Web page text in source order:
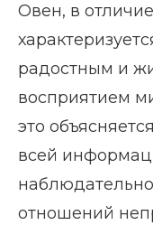
Овен, в
радостным и
восприятием
это
всей
отношений